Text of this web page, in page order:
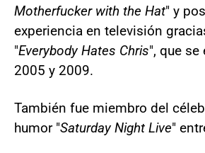
Motherfucker with the Hat" y
experiencia en televisión
"Everybody Hates Chris", que
2005 y 2009.
También fue miembro del
humor "Saturday Night Live"